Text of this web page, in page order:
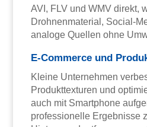
AVI, FLV und WMV direkt,
Drohnenmaterial, Social-
analoge Quellen ohne
E-Commerce und
Kleine Unternehmen
Produkttexturen und
auch mit Smartphone
professionelle Ergebnisse